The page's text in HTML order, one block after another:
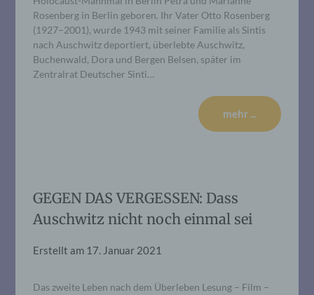
Rosenberg in Berlin geboren. Ihr Vater Otto Rosenberg
(1927–2001), wurde 1943 mit seiner Familie als Sintis
nach Auschwitz deportiert, überlebte Auschwitz,
Buchenwald, Dora und Bergen Belsen, später im
Zentralrat Deutscher Sinti…
mehr ...
GEGEN DAS VERGESSEN: Dass
Auschwitz nicht noch einmal sei
Erstellt am 17. Januar 2021
Das zweite Leben nach dem Überleben Lesung – Film –